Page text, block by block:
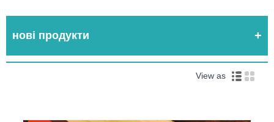
нові продукти
View as